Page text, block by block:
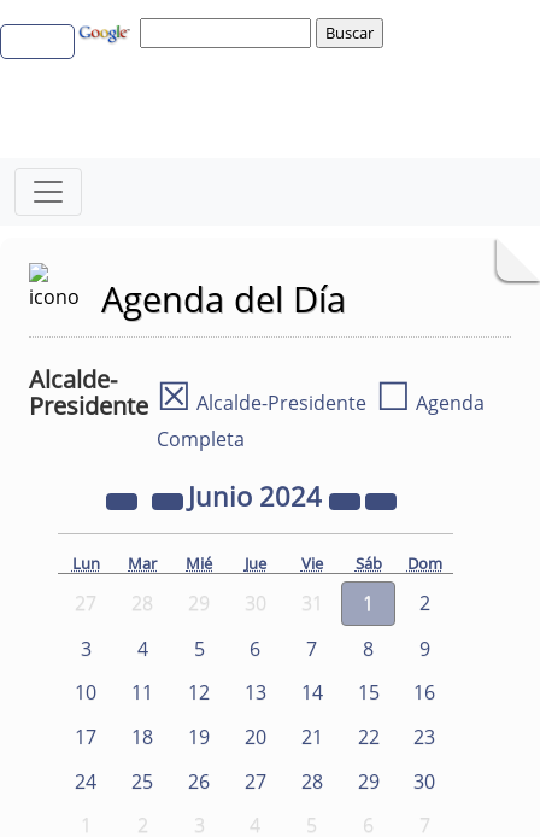
Agenda del Día
Alcalde-
Presidente ☒ Alcalde-Presidente ☐ Agenda
Completa
Junio 2024
Lun Mar Mié Jue Vie Sáb Dom
27 28 29 30 31 1
2
3
4 5 6 7 8
9
10
11 12 13 14 15
16
17
18 19 20 21 22
23
24
25 26 27 28 29
30
1
2 3 4 5 6 7